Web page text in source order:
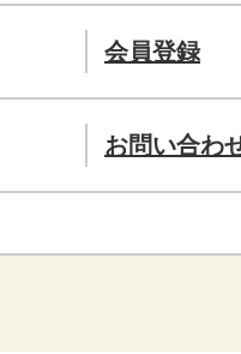
会員登録
お問い合わ